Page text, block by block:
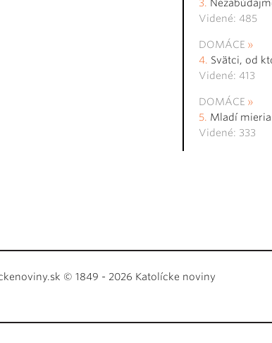
Videné: 485
DOMÁCE
Svätci, od
Videné: 413
DOMÁCE
Mladí
Videné: 333
© 1849 - 2026 Katolícke noviny